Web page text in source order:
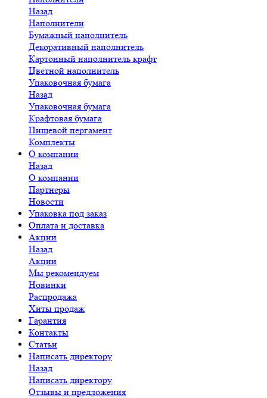
Назад
Наполнители
Бумажный наполнитель
Декоративный наполнитель
Картонный наполнитель крафт
Цветной наполнитель
Упаковочная бумага
Назад
Упаковочная бумага
Крафтовая бумага
Пищевой пергамент
Комплекты
О компании
Назад
О компании
Партнеры
Новости
Упаковка под заказ
Оплата и доставка
Акции
Назад
Акции
Мы рекомендуем
Новинки
Распродажа
Хиты продаж
Гарантия
Контакты
Статьи
Написать директору
Назад
Написать директору
Отзывы и предложения